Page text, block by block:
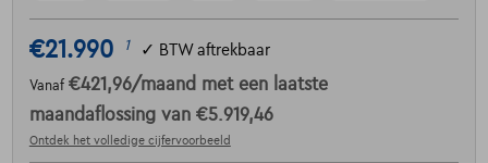
€21.990 1 ✓ BTW aftrekbaar
Vanaf €421,96/maand met een laatste
maandaflossing van €5.919,46
Ontdek het volledige cijfervoorbeeld